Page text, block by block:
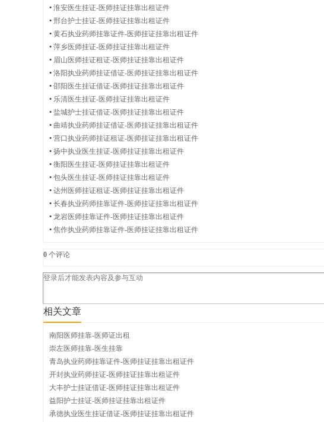
证
出
挂
• 淮安医生挂证-医师挂证挂靠出租证件
• 邢台护士挂证-医师挂证挂靠出租证件
• 黄石执业药师挂靠证件-医师挂证挂靠出租证件
• 萍乡医师挂证-医师挂证挂靠出租证件
• 眉山医师挂证租证-医师挂证挂靠出租证件
• 洛阳执业药师挂证借证-医师挂证挂靠出租证件
• 邵阳医生挂证借证-医师挂证挂靠出租证件
• 乐清医生挂证-医师挂证挂靠出租证件
• 盐城护士挂证借证-医师挂证挂靠出租证件
• 曲靖执业药师挂证借证-医师挂证挂靠出租证件
• 营口执业药师挂证租证-医师挂证挂靠出租证件
• 扬中执业医生挂证-医师挂证挂靠出租证件
• 衡阳医生挂证-医师挂证挂靠出租证件
• 包头医生挂证-医师挂证挂靠出租证件
• 达州医师挂证租证-医师挂证挂靠出租证件
• 长春执业药师挂靠证件-医师挂证挂靠出租证件
• 龙岩医师挂靠证件-医师挂证挂靠出租证件
• 焦作执业药师挂靠证件-医师挂证挂靠出租证件
0 个评论
相关文章
南阳医师挂靠-医师证出租
崇左医师挂靠-医生挂靠
青岛执业药师挂靠证件-医师挂证挂靠出租证件
开封执业药师挂证-医师挂证挂靠出租证件
大丰护士挂证借证-医师挂证挂靠出租证件
益阳护士挂证-医师挂证挂靠出租证件
承德执业医生挂证借证-医师挂证挂靠出租证件